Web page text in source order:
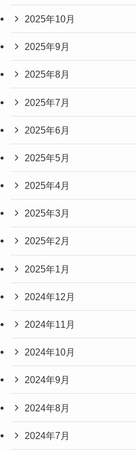
2025年10月
2025年9月
2025年8月
2025年7月
2025年6月
2025年5月
2025年4月
2025年3月
2025年2月
2025年1月
2024年12月
2024年11月
2024年10月
2024年9月
2024年8月
2024年7月